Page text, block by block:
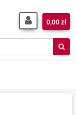
0,00 zł